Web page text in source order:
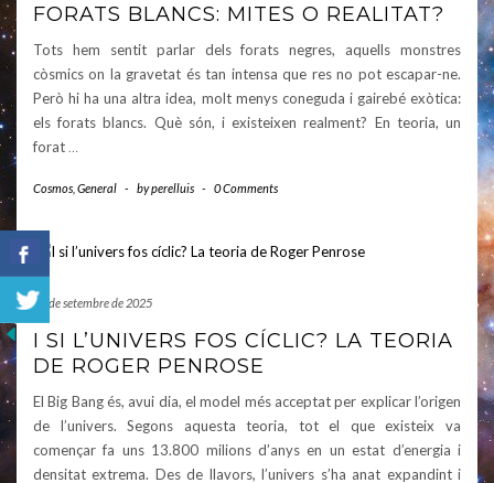
FORATS BLANCS: MITES O REALITAT?
Tots hem sentit parlar dels forats negres, aquells monstres
còsmics on la gravetat és tan intensa que res no pot escapar-ne.
Però hi ha una altra idea, molt menys coneguda i gairebé exòtica:
els forats blancs. Què són, i existeixen realment? En teoria, un
forat …
Cosmos General - byperelluis - 0 Comments
24 de setembre de 2025
I SI L’UNIVERS FOS CÍCLIC? LA TEORIA
DE ROGER PENROSE
El Big Bang és, avui dia, el model més acceptat per explicar l’origen
de l’univers. Segons aquesta teoria, tot el que existeix va
començar fa uns 13.800 milions d’anys en un estat d’energia i
densitat extrema. Des de llavors, l’univers s’ha anat expandint i